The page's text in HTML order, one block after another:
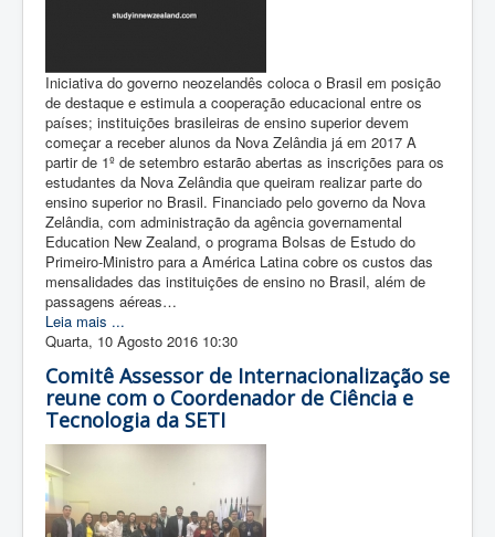
Iniciativa do governo neozelandês coloca o Brasil em posição
de destaque e estimula a cooperação educacional entre os
países; instituições brasileiras de ensino superior devem
começar a receber alunos da Nova Zelândia já em 2017 A
partir de 1º de setembro estarão abertas as inscrições para os
estudantes da Nova Zelândia que queiram realizar parte do
ensino superior no Brasil. Financiado pelo governo da Nova
Zelândia, com administração da agência governamental
Education New Zealand, o programa Bolsas de Estudo do
Primeiro-Ministro para a América Latina cobre os custos das
mensalidades das instituições de ensino no Brasil, além de
passagens aéreas…
Leia mais ...
Quarta, 10 Agosto 2016 10:30
Comitê Assessor de Internacionalização se
reune com o Coordenador de Ciência e
Tecnologia da SETI